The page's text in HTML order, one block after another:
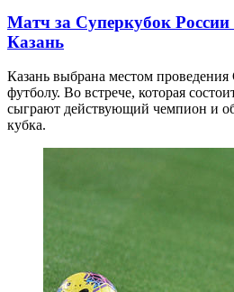
Матч за Суперкубок
Казань
Казань выбрана местом
футболу. Во встрече, которая
сыграют действующий чемпион и
кубка.